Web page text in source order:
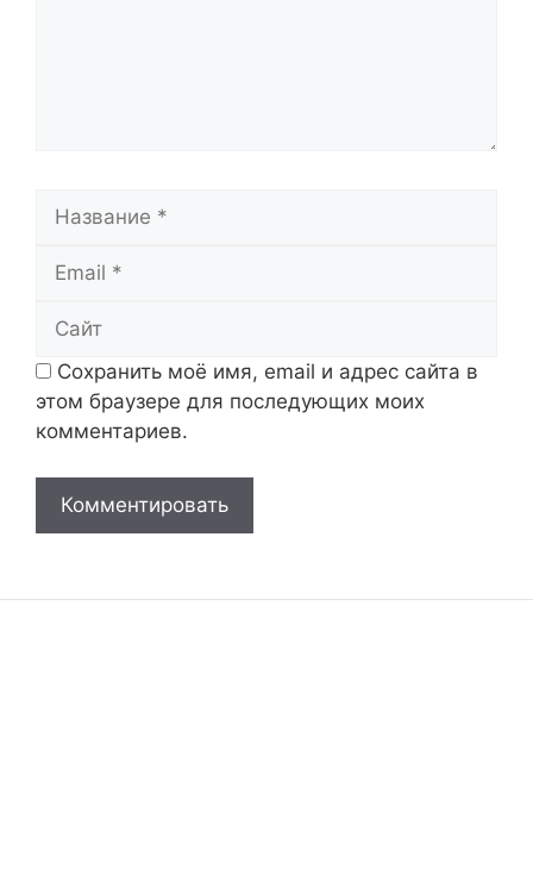
Название
Email
Сайт
Сохранить моё имя, email и адрес сайта в
этом браузере для последующих моих
комментариев.